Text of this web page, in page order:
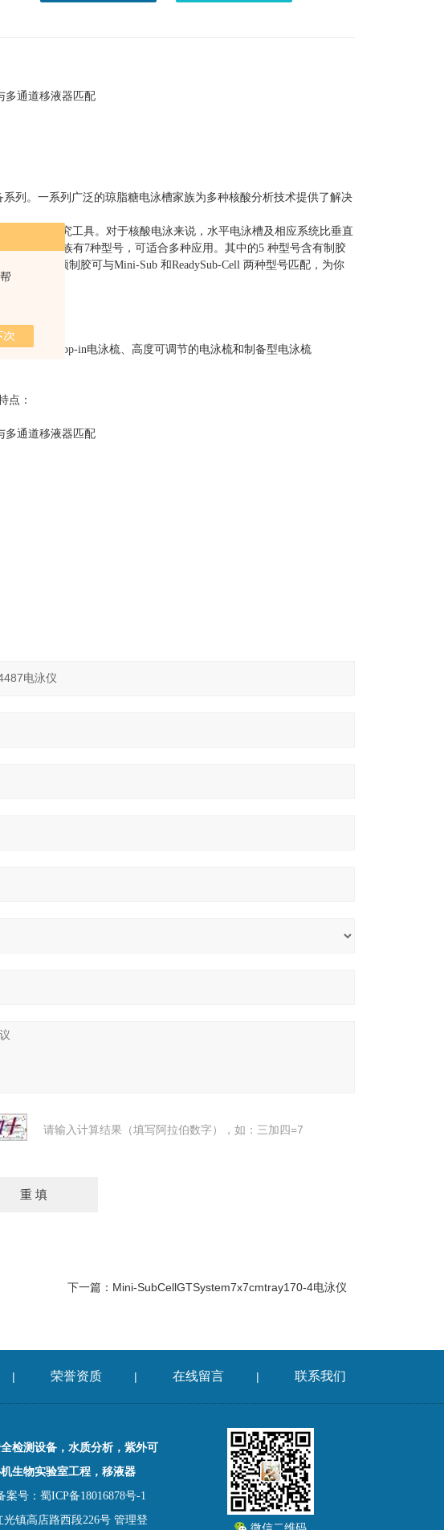
多通道移液器匹配
列。一系列广泛的琼脂糖电泳槽家族为多种核酸分析技术提供了解决
生物学研究工具。对于核酸电泳来说，水平电泳槽及相应系统比垂直
）家族有7种型号，可适合多种应用。其中的5 种型号含有制胶
Agarose 预制胶可与Mini-Sub 和ReadySub-Cell 两种型号匹配，为你
固定的drop-in电泳梳、高度可调节的电泳梳和制备型电泳梳
点：
多通道移液器匹配
请输入计算结果（填写阿拉伯数字），如：三加四=7
下一篇： Mini-SubCellGTSystem7x7cmtray170-4电泳仪
| 荣誉资质 | 在线留言 | 联系我们
检测设备，水质分析，紫外可
生物实验室工程，移液器
案号：蜀ICP备18016878号-1
镇高店路西段226号 管理登